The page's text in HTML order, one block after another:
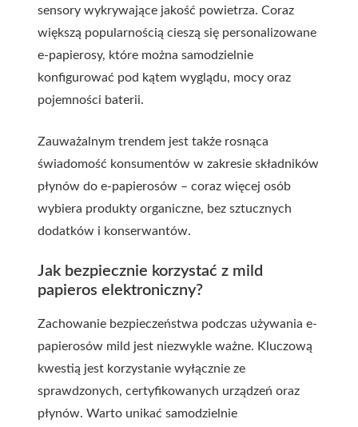
sensory wykrywające jakość powietrza. Coraz
większą popularnością cieszą się personalizowane
e-papierosy, które można samodzielnie
konfigurować pod kątem wyglądu, mocy oraz
pojemności baterii.
Zauważalnym trendem jest także rosnąca
świadomość konsumentów w zakresie składników
płynów do e-papierosów – coraz więcej osób
wybiera produkty organiczne, bez sztucznych
dodatków i konserwantów.
Jak bezpiecznie korzystać z mild
papieros elektroniczny?
Zachowanie bezpieczeństwa podczas używania e-
papierosów mild jest niezwykle ważne. Kluczową
kwestią jest korzystanie wyłącznie ze
sprawdzonych, certyfikowanych urządzeń oraz
płynów. Warto unikać samodzielnie